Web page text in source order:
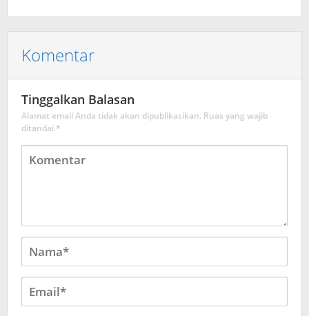
Komentar
Tinggalkan Balasan
Alamat email Anda tidak akan dipublikasikan. Ruas yang wajib
ditandai *